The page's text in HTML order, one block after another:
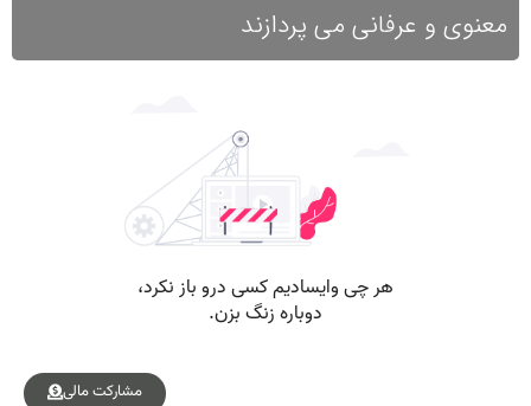
معنوی و عرفانی می پردازند
مشارکت مالی